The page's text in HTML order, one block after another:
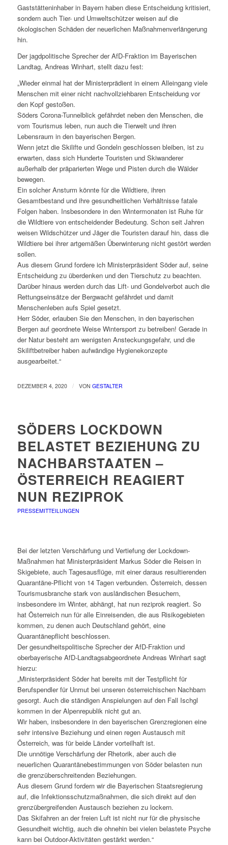
Gaststätteninhaber in Bayern haben diese Entscheidung kritisiert,
sondern auch Tier- und Umweltschützer weisen auf die
ökologischen Schäden der neuerlichen Maßnahmenverlängerung
hin.
Der jagdpolitische Sprecher der AfD-Fraktion im Bayerischen
Landtag, Andreas Winhart, stellt dazu fest:
„Wieder einmal hat der Ministerprädient in einem Alleingang viele
Menschen mit einer nicht nachvollziehbaren Entscheidung vor
den Kopf gestoßen.
Söders Corona-Tunnelblick gefährdet neben den Menschen, die
vom Tourismus leben, nun auch die Tierwelt und ihren
Lebensraum in den bayerischen Bergen.
Wenn jetzt die Skilifte und Gondeln geschlossen bleiben, ist zu
erwarten, dass sich Hunderte Touristen und Skiwanderer
außerhalb der präparierten Wege und Pisten durch die Wälder
bewegen.
Ein solcher Ansturm könnte für die Wildtiere, ihren
Gesamtbestand und ihre gesundheitlichen Verhältnisse fatale
Folgen haben. Insbesondere in den Wintermonaten ist Ruhe für
die Wildtiere von entscheidender Bedeutung. Schon seit Jahren
weisen Wildschützer und Jäger die Touristen darauf hin, dass die
Wildtiere bei ihrer artgemäßen Überwinterung nicht gestört werden
sollen.
Aus diesem Grund fordere ich Ministerpräsident Söder auf, seine
Entscheidung zu überdenken und den Tierschutz zu beachten.
Darüber hinaus werden durch das Lift- und Gondelverbot auch die
Rettungseinsätze der Bergwacht gefährdet und damit
Menschenleben aufs Spiel gesetzt.
Herr Söder, erlauben Sie den Menschen, in den bayerischen
Bergen auf geordnete Weise Wintersport zu betreiben! Gerade in
der Natur besteht am wenigsten Ansteckungsgefahr, und die
Skiliftbetreiber haben aufwändige Hygienekonzepte
ausgearbeitet.“
DEZEMBER 4, 2020 / VON GESTALTER
SÖDERS LOCKDOWN
BELASTET BEZIEHUNG ZU
NACHBARSTAATEN –
ÖSTERREICH REAGIERT
NUN REZIPROK
PRESSEMITTEILUNGEN
Bei der letzten Verschärfung und Vertiefung der Lockdown-
Maßnahmen hat Ministerpräsident Markus Söder die Reisen in
Skigebiete, auch Tagesausflüge, mit einer daraus resultierenden
Quarantäne-Pflicht von 14 Tagen verbunden. Österreich, dessen
Tourismusbranche stark von ausländischen Besuchern,
insbesondere im Winter, abhängt, hat nun reziprok reagiert. So
hat Österreich nun für alle Einreisenden, die aus Risikogebieten
kommen, zu denen auch Deutschland gehört, eine
Quarantänepflicht beschlossen.
Der gesundheitspolitische Sprecher der AfD-Fraktion und
oberbayerische AfD-Landtagsabgeordnete Andreas Winhart sagt
hierzu:
„Ministerpräsident Söder hat bereits mit der Testpflicht für
Berufspendler für Unmut bei unseren österreichischen Nachbarn
gesorgt. Auch die ständigen Anspielungen auf den Fall Ischgl
kommen in der Alpenrepublik nicht gut an.
Wir haben, insbesondere in den bayerischen Grenzregionen eine
sehr intensive Beziehung und einen regen Austausch mit
Österreich, was für beide Länder vorteilhaft ist.
Die unnötige Verschärfung der Rhetorik, aber auch die
neuerlichen Quarantänebestimmungen von Söder belasten nun
die grenzüberschreitenden Beziehungen.
Aus diesem Grund fordern wir die Bayerischen Staatsregierung
auf, die Infektionsschutzmaßnahmen, die sich direkt auf den
grenzübergreifenden Austausch beziehen zu lockern.
Das Skifahren an der freien Luft ist nicht nur für die physische
Gesundheit wichtig, auch die ohnehin bei vielen belastete Psyche
kann bei Outdoor-Aktivitäten gestärkt werden.“